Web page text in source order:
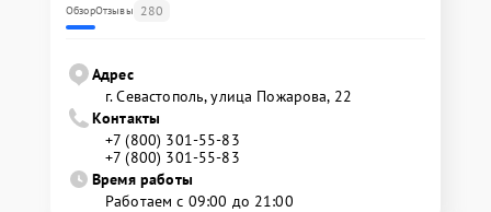
ОбзорОтзывы 280
Адрес
г. Севастополь, улица Пожарова, 22
Контакты
+7 (800) 301-55-83
+7 (800) 301-55-83
Время работы
Работаем с 09:00 до 21:00